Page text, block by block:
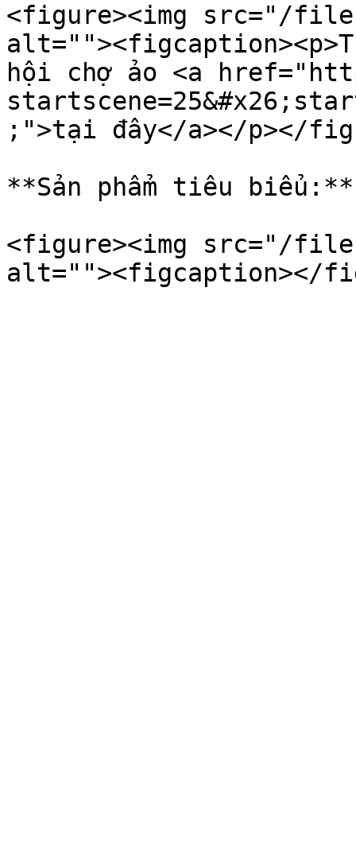
<figure><img src="/files/
hội chợ ảo <a
;">tại đây</a></p></
**Sản phẩm tiêu
<figure><img src="/files/